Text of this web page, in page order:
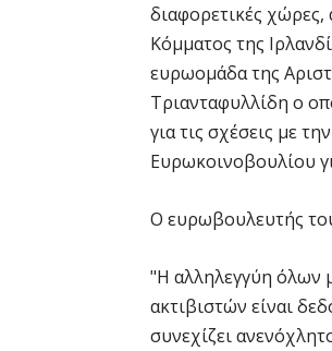
διαφορετικές
Κόμματος της
ευρωομάδα της
Τριανταφυλλίδη ο
για τις σχέσεις με
Ευρωκοινοβουλίου
Ο ευρωβουλευτής
"Η αλληλεγγύη όλων
ακτιβιστών είναι
συνεχίζει